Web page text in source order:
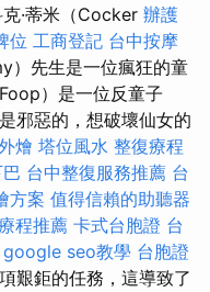
·蒂米（Cocker 辦護
位 工商登記 台中按摩
）先生是一位瘋狂的童
）是一位反童子
邪惡的，想破壞仙女的
燴 塔位風水 整復療程
台中整復服務推薦 台
方案 值得信賴的助聽器
程推薦 卡式台胞證 台
google seo教學 台胞證
艱鉅的任務，這導致了